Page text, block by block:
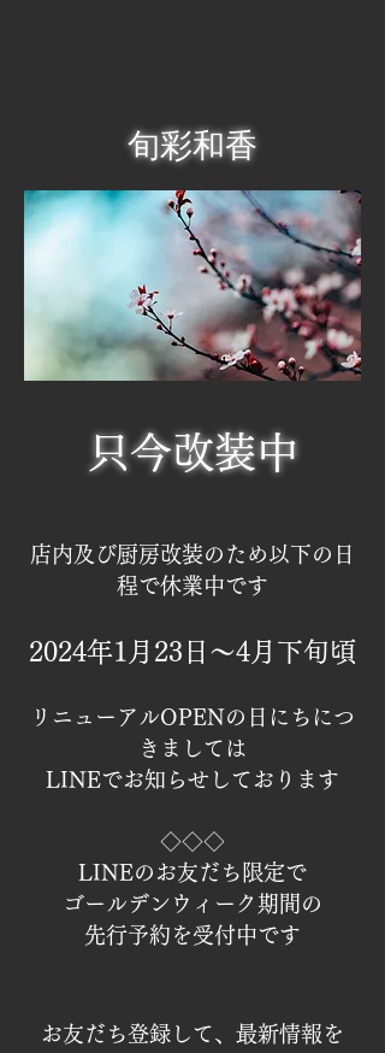
旬彩和香
只今改装中
店内及び厨房改装のため以下の日
程で休業中です
2024年1月23日～4月下旬頃
リニューアルOPENの日にちにつ
きましては
LINEでお知らせしております
◇◇◇
LINEのお友だち限定で
ゴールデンウィーク期間の
先行予約を受付中です
お友だち登録して、最新情報を